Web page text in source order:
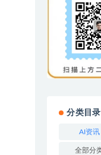
分类目录
AI资讯
全部分